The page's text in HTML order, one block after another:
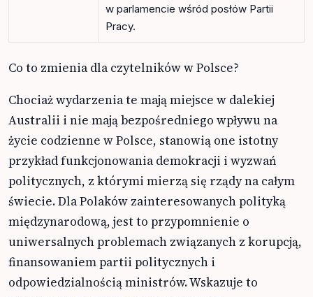
w parlamencie wśród posłów Partii
Pracy.
Co to zmienia dla czytelników w Polsce?
Chociaż wydarzenia te mają miejsce w dalekiej
Australii i nie mają bezpośredniego wpływu na
życie codzienne w Polsce, stanowią one istotny
przykład funkcjonowania demokracji i wyzwań
politycznych, z którymi mierzą się rządy na całym
świecie. Dla Polaków zainteresowanych polityką
międzynarodową, jest to przypomnienie o
uniwersalnych problemach związanych z korupcją,
finansowaniem partii politycznych i
odpowiedzialnością ministrów. Wskazuje to